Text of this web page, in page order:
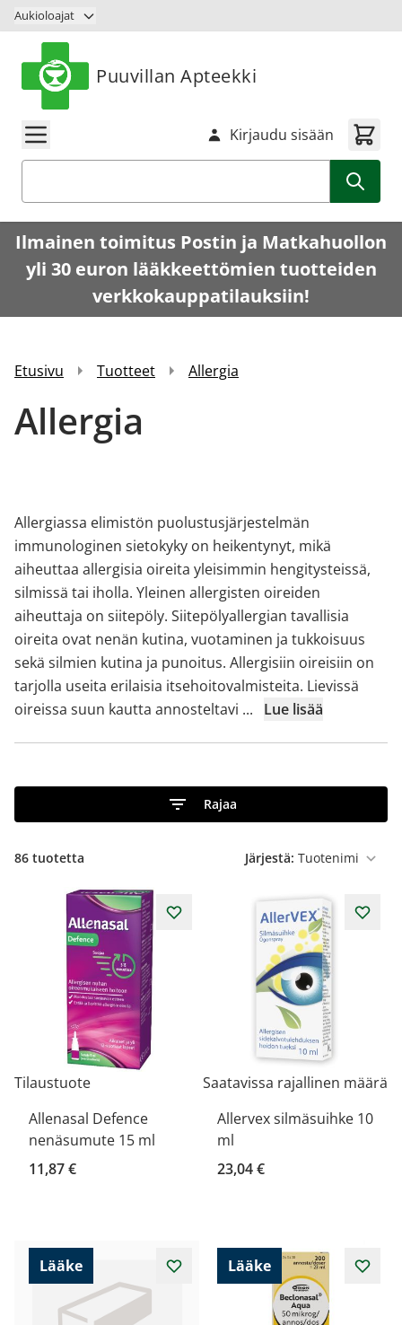
Siirry sisältöön
Aukioloajat
Puuvillan Apteekki
Kirjaudu sisään
Ilmainen toimitus Postin ja Matkahuollon
yli 30 euron lääkkeettömien tuotteiden
verkkokauppatilauksiin!
Etusivu Tuotteet Allergia
Allergia
Allergiassa elimistön puolustusjärjestelmän
immunologinen sietokyky on heikentynyt, mikä
aiheuttaa allergisia oireita yleisimmin hengitysteissä,
silmissä tai iholla. Yleinen allergisten oireiden
aiheuttaja on siitepöly. Siitepölyallergian tavallisia
oireita ovat nenän kutina, vuotaminen ja tukkoisuus
sekä silmien kutina ja punoitus. Allergisiin oireisiin on
tarjolla useita erilaisia itsehoitovalmisteita. Lievissä
oireissa suun kautta annosteltavi ... Lue lisää
Rajaa
86 tuotetta Järjestä:
Tilaustuote
Allenasal Defence
nenäsumute 15 ml
11,87 €
Saatavissa rajallinen määrä
Allervex silmäsuihke 10
ml
23,04 €
Lääke Lääke